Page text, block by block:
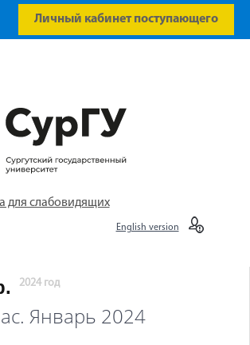
Личный кабинет поступающего
для слабовидящих
English version
2024 год
Январь 2024